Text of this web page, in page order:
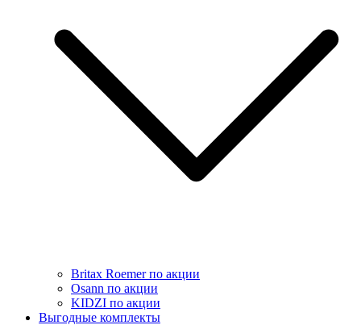
Britax Roemer по акции
Osann по акции
KIDZI по акции
Выгодные комплекты